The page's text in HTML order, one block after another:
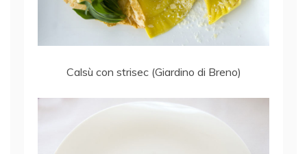
Calsù con strisec (Giardino di Breno)